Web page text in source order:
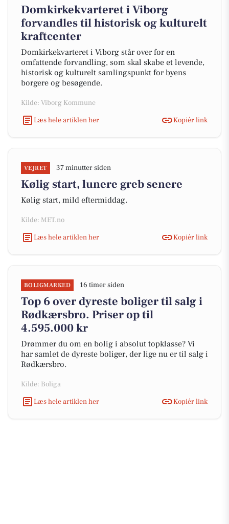
Domkirkekvarteret i Viborg
forvandles til historisk og kulturelt
kraftcenter
Domkirkekvarteret i Viborg står over for en
omfattende forvandling, som skal skabe et levende,
historisk og kulturelt samlingspunkt for byens
borgere og besøgende.
Kilde: Viborg Kommune
Læs hele artiklen her
Kopiér link
VEJRET 37 minutter siden
Kølig start, lunere greb senere
Kølig start, mild eftermiddag.
Kilde: MET.no
Læs hele artiklen her
Kopiér link
BOLIGMARKED 16 timer siden
Top 6 over dyreste boliger til salg i
Rødkærsbro. Priser op til
4.595.000 kr
Drømmer du om en bolig i absolut topklasse? Vi
har samlet de dyreste boliger, der lige nu er til salg i
Rødkærsbro.
Kilde: Boliga
Læs hele artiklen her
Kopiér link